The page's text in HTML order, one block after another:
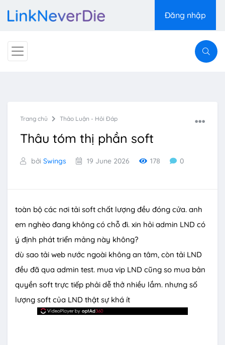
Đăng nhập
Trang chủ Thảo Luận - Hỏi Đáp
Thâu tóm thị phần soft
bởi Swings 19 June 2026 178 0
toàn bộ các nơi tải soft chất lượng đều đóng cửa. anh
em nghèo đang không có chỗ đi. xin hỏi admin LND có
ý định phát triển mảng này không?
dù sao tải web nước ngoài không an tâm, còn tải LND
đều đã qua admin test. mua vip LND cũng so mua bản
quyền soft trực tiếp phải dễ thở nhiều lắm. nhưng số
lượng soft của LND thật sự khá ít